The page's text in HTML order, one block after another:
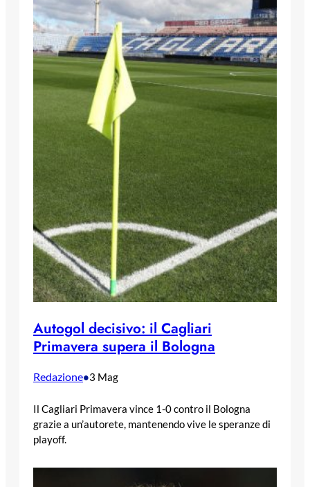
Autogol decisivo: il Cagliari
Primavera supera il Bologna
Redazione•3 Mag
Il Cagliari Primavera vince 1-0 contro il Bologna
grazie a un’autorete, mantenendo vive le speranze di
playoff.